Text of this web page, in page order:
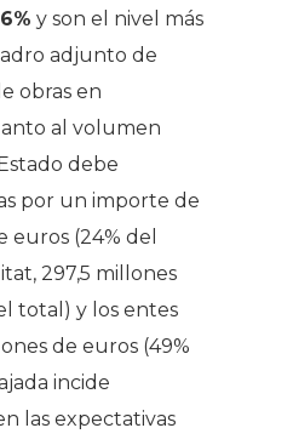
y son el nivel más
adjunto de
obras en
al volumen
debe
por un importe de
euros (24% del
297,5 millones
total) y los entes
de euros (49%
incide
las expectativas